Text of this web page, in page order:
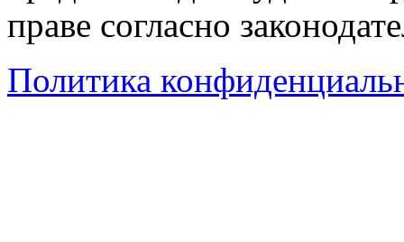
праве согласно
Политика